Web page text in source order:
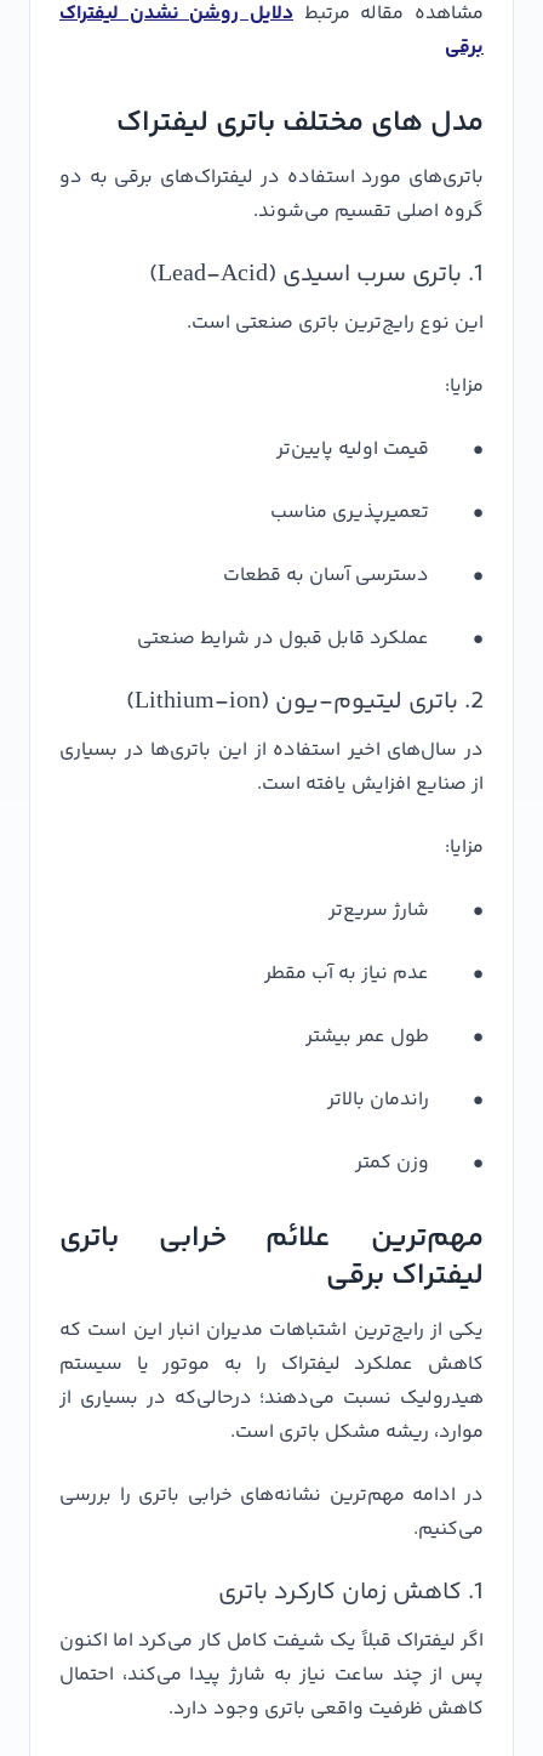
مشاهده مقاله مرتبط دلایل روشن نشدن لیفتراک
برقی
مدل های مختلف باتری لیفتراک
باتری‌های مورد استفاده در لیفتراک‌های برقی به دو
گروه اصلی تقسیم می‌شوند.
1. باتری سرب اسیدی (Lead-Acid)
این نوع رایج‌ترین باتری صنعتی است.
مزایا:
• قیمت اولیه پایین‌تر
• تعمیرپذیری مناسب
• دسترسی آسان به قطعات
• عملکرد قابل قبول در شرایط صنعتی
2. باتری لیتیوم-یون (Lithium-ion)
در سال‌های اخیر استفاده از این باتری‌ها در بسیاری
از صنایع افزایش یافته است.
مزایا:
• شارژ سریع‌تر
• عدم نیاز به آب مقطر
• طول عمر بیشتر
• راندمان بالاتر
• وزن کمتر
مهم‌ترین علائم خرابی باتری
لیفتراک برقی
یکی از رایج‌ترین اشتباهات مدیران انبار این است که
کاهش عملکرد لیفتراک را به موتور یا سیستم
هیدرولیک نسبت می‌دهند؛ درحالی‌که در بسیاری از
موارد، ریشه مشکل باتری است.
در ادامه مهم‌ترین نشانه‌های خرابی باتری را بررسی
می‌کنیم.
1. کاهش زمان کارکرد باتری
اگر لیفتراک قبلاً یک شیفت کامل کار می‌کرد اما اکنون
پس از چند ساعت نیاز به شارژ پیدا می‌کند، احتمال
کاهش ظرفیت واقعی باتری وجود دارد.